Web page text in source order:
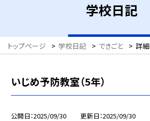
学校日記
トップページ > 学校日記 > できごと > 詳細
いじめ予防教室（5年）
公開日 2025/09/30 更新日 2025/09/30